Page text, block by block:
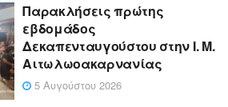
Παρακλήσεις πρώτης
εβδομάδος
Δεκαπενταυγούστου στην Ι. Μ.
Αιτωλωοακαρνανίας
5 Αυγούστου 2026